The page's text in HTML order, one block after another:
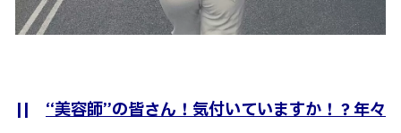
|| “美容師”の皆さん！気付いていますか！？年々